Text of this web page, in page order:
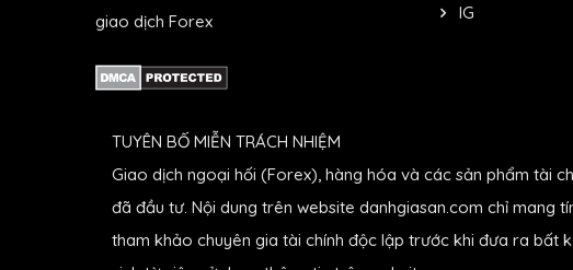
giao dịch Forex
IG
TUYÊN BỐ MIỄN TRÁCH NHIỆM
Giao dịch ngoại hối (Forex), hàng hóa và các sản phẩm tài
đã đầu tư. Nội dung trên website danhgiasan.com chỉ mang
tham khảo chuyên gia tài chính độc lập trước khi đưa ra bất